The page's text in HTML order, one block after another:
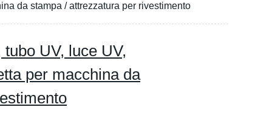
da stampa / attrezzatura per rivestimento
UV, luce UV,
per macchina da